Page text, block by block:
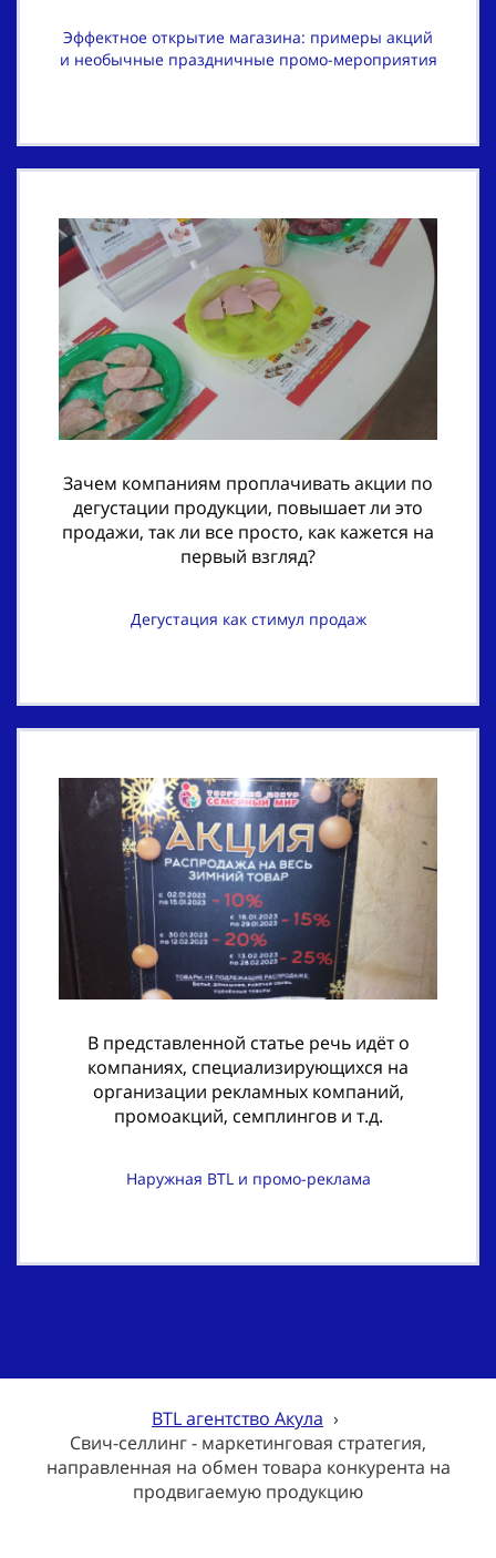
Эффектное открытие магазина: примеры акций
и необычные праздничные промо-мероприятия
Зачем компаниям проплачивать акции по
дегустации продукции, повышает ли это
продажи, так ли все просто, как кажется на
первый взгляд?
Дегустация как стимул продаж
В представленной статье речь идёт о
компаниях, специализирующихся на
организации рекламных компаний,
промоакций, семплингов и т.д.
Наружная BTL и промо-реклама
BTL агентство Акула ›
Свич-селлинг - маркетинговая стратегия,
направленная на обмен товара конкурента на
продвигаемую продукцию